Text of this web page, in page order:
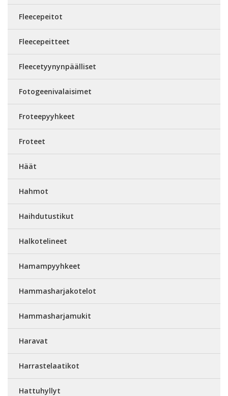
Fleecepeitot
Fleecepeitteet
Fleecetyynynpäälliset
Fotogeenivalaisimet
Froteepyyhkeet
Froteet
Häät
Hahmot
Haihdutustikut
Halkotelineet
Hamampyyhkeet
Hammasharjakotelot
Hammasharjamukit
Haravat
Harrastelaatikot
Hattuhyllyt